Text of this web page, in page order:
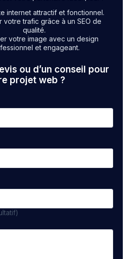
internet attractif et fonctionnel.
votre trafic grâce à un SEO de
qualité.
votre image avec un design
et engageant.
ou d’un conseil pour
projet web ?